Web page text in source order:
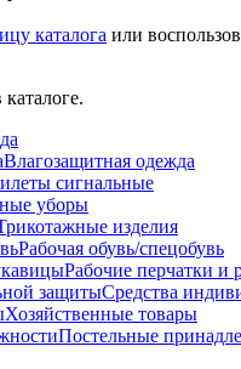
каталога или
Влагозащитная одежда
сигнальные
уборы
изделия
Рабочая обувь/спецобувь
Рабочие перчатки и
Средства
Хозяйственные товары
Постельные